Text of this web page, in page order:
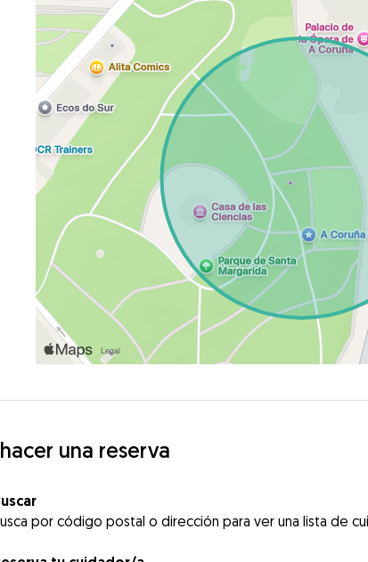
una reserva
por código postal o dirección para ver una lista de